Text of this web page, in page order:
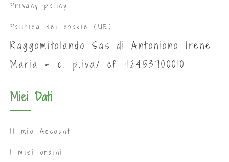
Privacy policy
Politica dei cookie (UE)
Raggomitolando Sas di Antoniono Irene
Maria & c. p.iva/ cf :12453700010
Miei Dati
Il mio Account
I miei ordini